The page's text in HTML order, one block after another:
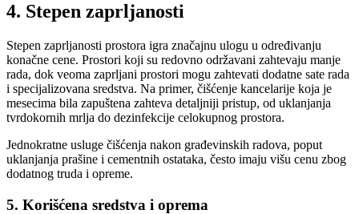
4. Stepen zaprljanosti
Stepen zaprljanosti prostora igra značajnu ulogu u određivanju
konačne cene. Prostori koji su redovno održavani zahtevaju manje
rada, dok veoma zaprljani prostori mogu zahtevati dodatne sate rada
i specijalizovana sredstva. Na primer, čišćenje kancelarije koja je
mesecima bila zapuštena zahteva detaljniji pristup, od uklanjanja
tvrdokornih mrlja do dezinfekcije celokupnog prostora.
Jednokratne usluge čišćenja nakon građevinskih radova, poput
uklanjanja prašine i cementnih ostataka, često imaju višu cenu zbog
dodatnog truda i opreme.
5. Korišćena sredstva i oprema